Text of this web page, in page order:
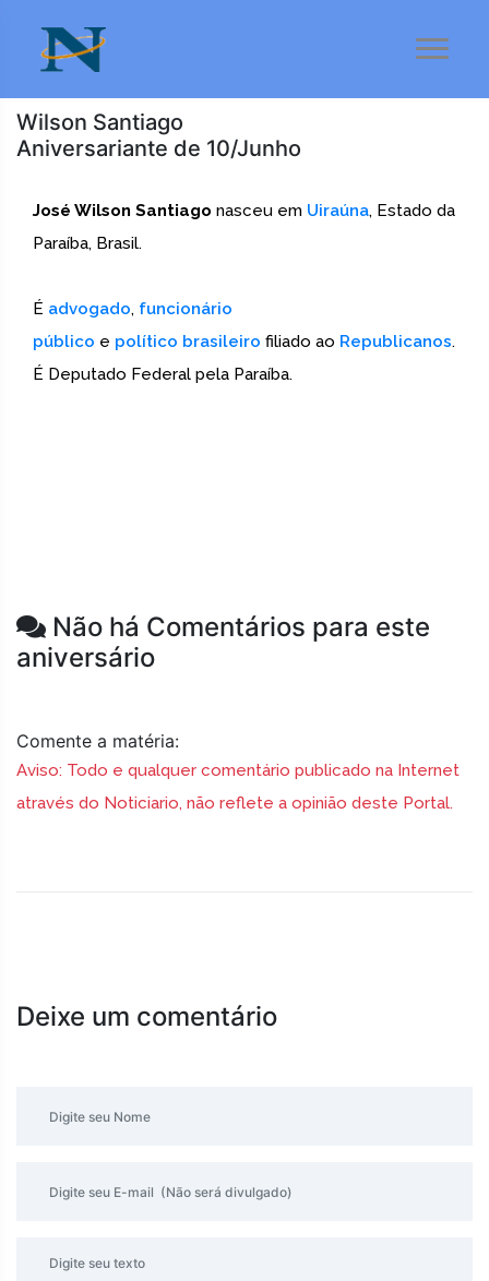
Wilson Santiago
Aniversariante de 10/Junho
José Wilson Santiago nasceu em Uiraúna, Estado da
Paraíba, Brasil.
É advogado, funcionário
público e político brasileiro filiado ao Republicanos.
É Deputado Federal pela Paraíba.
Não há Comentários para este
aniversário
Comente a matéria:
Aviso: Todo e qualquer comentário publicado na Internet
através do Noticiario, não reflete a opinião deste Portal.
Deixe um comentário